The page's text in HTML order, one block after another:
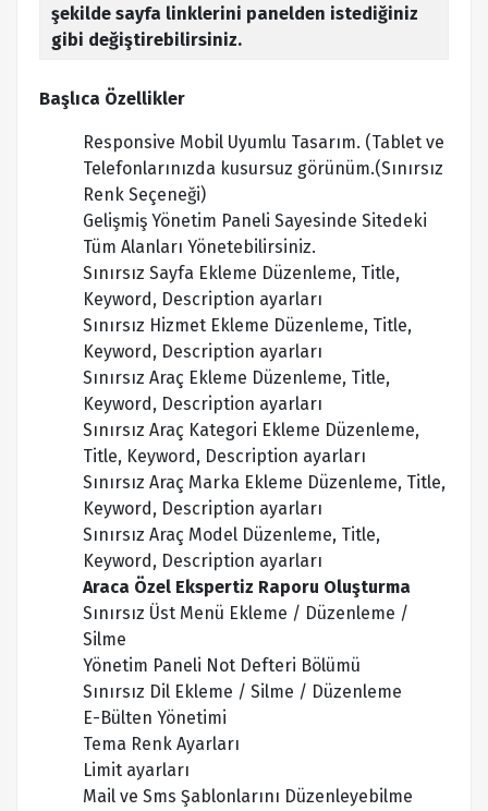
şekilde sayfa linklerini panelden istediğiniz
gibi değiştirebilirsiniz.
Başlıca Özellikler
Responsive Mobil Uyumlu Tasarım. (Tablet ve
Telefonlarınızda kusursuz görünüm.(Sınırsız
Renk Seçeneği)
Gelişmiş Yönetim Paneli Sayesinde Sitedeki
Tüm Alanları Yönetebilirsiniz.
Sınırsız Sayfa Ekleme Düzenleme, Title,
Keyword, Description ayarları
Sınırsız Hizmet Ekleme Düzenleme, Title,
Keyword, Description ayarları
Sınırsız Araç Ekleme Düzenleme, Title,
Keyword, Description ayarları
Sınırsız Araç Kategori Ekleme Düzenleme,
Title, Keyword, Description ayarları
Sınırsız Araç Marka Ekleme Düzenleme, Title,
Keyword, Description ayarları
Sınırsız Araç Model Düzenleme, Title,
Keyword, Description ayarları
Araca Özel Ekspertiz Raporu Oluşturma
Sınırsız Üst Menü Ekleme / Düzenleme /
Silme
Yönetim Paneli Not Defteri Bölümü
Sınırsız Dil Ekleme / Silme / Düzenleme
E-Bülten Yönetimi
Tema Renk Ayarları
Limit ayarları
Mail ve Sms Şablonlarını Düzenleyebilme